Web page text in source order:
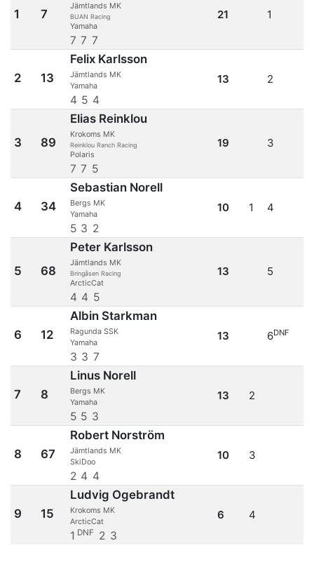
1 7
Jämtlands MK
BUAN Racing
Yamaha
7 7 7
21 1
2 13
Felix Karlsson
Jämtlands MK
Yamaha
4 5 4
13 2
3 89
Elias Reinklou
Krokoms MK
Reinklou Ranch Racing
Polaris
7 7 5
19 3
4 34
Sebastian Norell
Bergs MK
Yamaha
5 3 2
10 1 4
5 68
Peter Karlsson
Jämtlands MK
Bringåsen Racing
ArcticCat
4 4 5
13 5
6 12
Albin Starkman
Ragunda SSK
Yamaha
3 3 7
13 6DNF
7 8
Linus Norell
Bergs MK
Yamaha
5 5 3
13 2
8 67
Robert Norström
Jämtlands MK
SkiDoo
2 4 4
10 3
9 15
Ludvig Ogebrandt
Krokoms MK
ArcticCat
1 DNF 2 3
6 4